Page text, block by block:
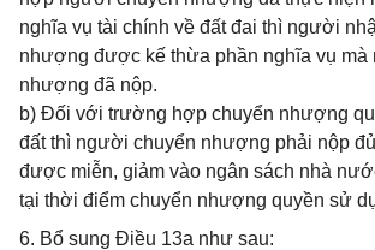
nghĩa vụ tài chính về đất đai thì người
nhượng được kế thừa phần nghĩa vụ mà
nhượng đã nộp.
b) Đối với trường hợp chuyển nhượng
đất thì người chuyển nhượng phải nộp
được miễn, giảm vào ngân sách nhà
tại thời điểm chuyển nhượng quyền sử
6. Bổ sung Điều 13a như sau: